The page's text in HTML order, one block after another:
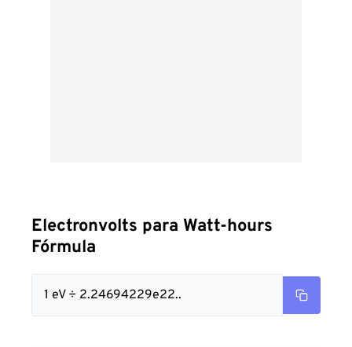
Electronvolts para Watt-hours
Fórmula
1 eV ÷ 2.24694229e22..